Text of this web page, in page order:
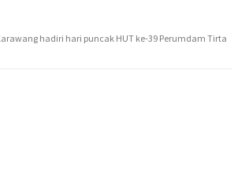
hadiri hari puncak HUT ke-39 Perumdam Tirta